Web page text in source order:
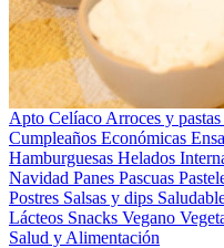
Apto Celíaco Arroces y pastas
Cumpleaños Económicas
Hamburguesas Helados
Navidad Panes Pascuas
Postres Salsas y dips
Lácteos Snacks Vegano
Salud y Alimentación